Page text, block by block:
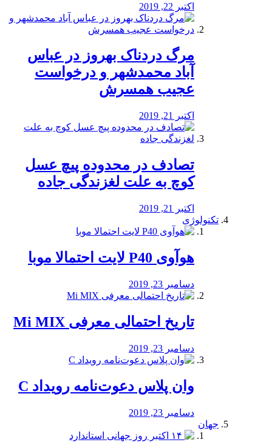
اکتبر 22, 2019
مرگ دردناک بهروز در عباس
آباد محمدشهر و درخواست
عجیب همسرش
اکتبر 21, 2019
تصادف در محدوده پیچ عسل
کوچ به علت لغزندگی جاده
اکتبر 21, 2019
تکنولوژی
هوآوی P40 لایت احتمالا موبا
دسامبر 23, 2019
تاریخ احتمالی معرفی Mi MIX
دسامبر 23, 2019
وان پلاس دعوت‌نامه رویداد C
دسامبر 23, 2019
جهان